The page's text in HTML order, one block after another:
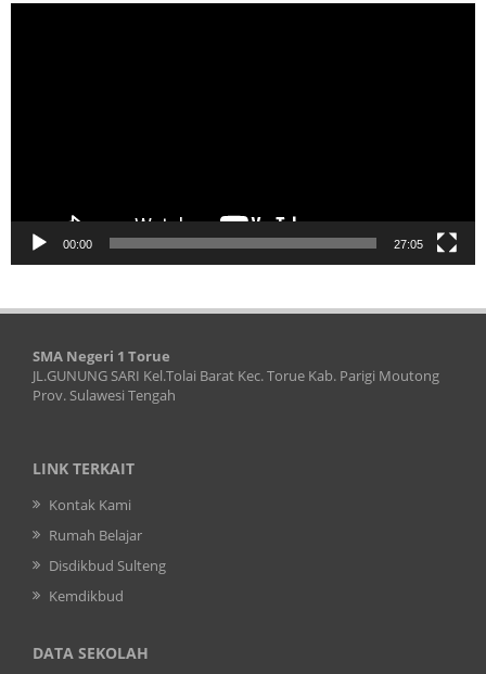
00:00 27:05
SMA Negeri 1 Torue
JL.GUNUNG SARI Kel.Tolai Barat Kec. Torue Kab. Parigi Moutong
Prov. Sulawesi Tengah
LINK TERKAIT
Kontak Kami
Rumah Belajar
Disdikbud Sulteng
Kemdikbud
DATA SEKOLAH